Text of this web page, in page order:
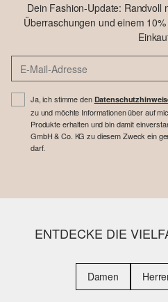
Dein Fashion-Update: Randvoll
Überraschungen und einem
Ja, ich stimme den
zu und möchte Informationen über auf
Produkte erhalten und bin damit
GmbH & Co. KG zu diesem Zweck ein
darf.
ENTDECKE DIE
Damen